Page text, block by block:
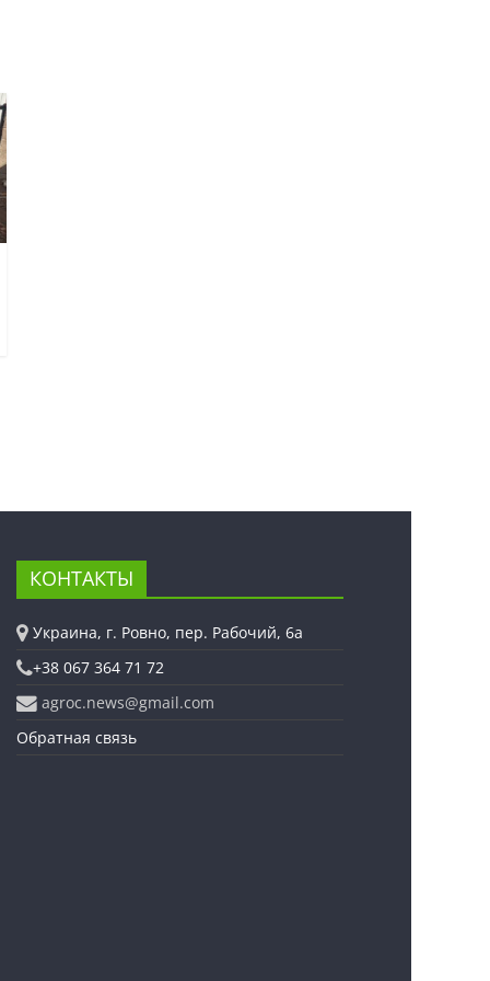
КОНТАКТЫ
Украина, г. Ровно, пер. Рабочий, 6а
+38 067 364 71 72
agroc.news@gmail.com
Обратная связь